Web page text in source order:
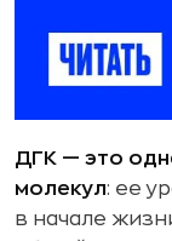
ДГК — это
молекул: ее
в начале